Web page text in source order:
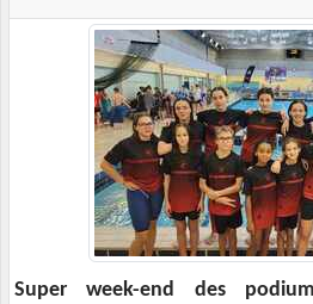
Super week-end des